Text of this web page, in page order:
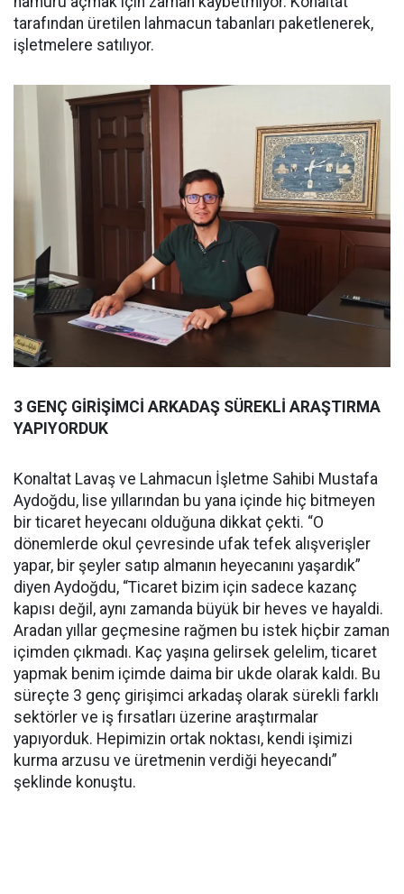
tarafından üretilen lahmacun tabanları paketlenerek,
işletmelere satılıyor.
3 GENÇ GİRİŞİMCİ ARKADAŞ SÜREKLİ ARAŞTIRMA
YAPIYORDUK
Konaltat Lavaş ve Lahmacun İşletme Sahibi Mustafa
Aydoğdu, lise yıllarından bu yana içinde hiç bitmeyen
bir ticaret heyecanı olduğuna dikkat çekti. “O
dönemlerde okul çevresinde ufak tefek alışverişler
yapar, bir şeyler satıp almanın heyecanını yaşardık”
diyen Aydoğdu, “Ticaret bizim için sadece kazanç
kapısı değil, aynı zamanda büyük bir heves ve hayaldi.
Aradan yıllar geçmesine rağmen bu istek hiçbir zaman
içimden çıkmadı. Kaç yaşına gelirsek gelelim, ticaret
yapmak benim içimde daima bir ukde olarak kaldı. Bu
süreçte 3 genç girişimci arkadaş olarak sürekli farklı
sektörler ve iş fırsatları üzerine araştırmalar
yapıyorduk. Hepimizin ortak noktası, kendi işimizi
kurma arzusu ve üretmenin verdiği heyecandı”
şeklinde konuştu.